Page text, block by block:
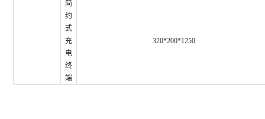
简
约
式
充
电
终
端
320*200*1250